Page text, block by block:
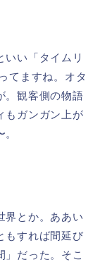
い「タイムリ
てますね。オタ
。観客側の物語
もガンガン上が
界とか。ああい
もすれば間延び
」だった。そこ